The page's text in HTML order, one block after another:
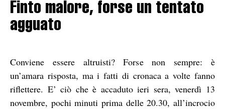
Finto malore, forse un tentato
agguato
Conviene essere altruisti? Forse non sempre: è
un’amara risposta, ma i fatti di cronaca a volte fanno
riflettere. E’ ciò che è accaduto ieri sera, venerdì 13
novembre, pochi minuti prima delle 20.30, all’incrocio